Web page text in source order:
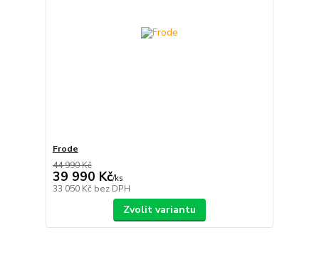
Frode
44 990 Kč
39 990 Kč/ks
33 050 Kč bez DPH
Zvolit variantu